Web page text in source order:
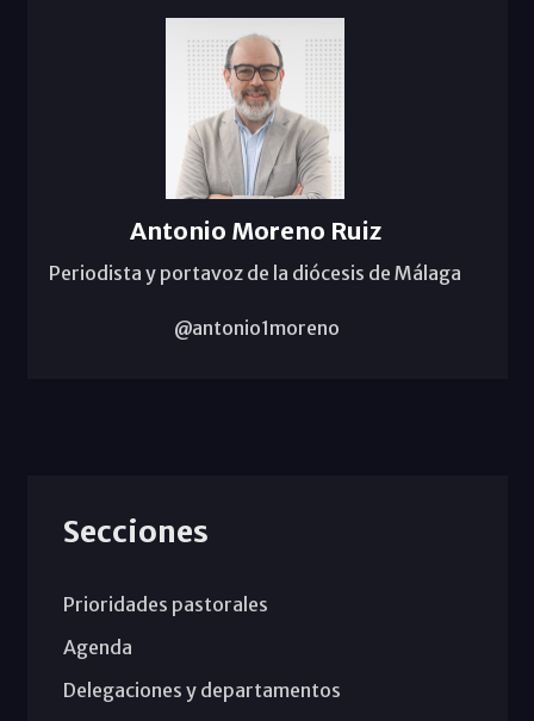
Antonio Moreno Ruiz
Periodista y portavoz de la diócesis de Málaga
@antonio1moreno
Secciones
Prioridades pastorales
Agenda
Delegaciones y departamentos